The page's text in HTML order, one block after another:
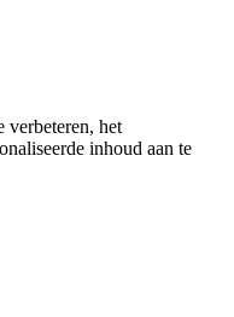
verbeteren, het
inhoud aan te